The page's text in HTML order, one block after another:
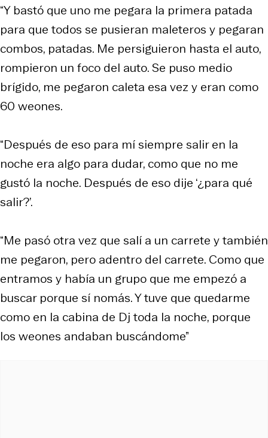
“Y bastó que uno me pegara la primera patada
para que todos se pusieran maleteros y pegaran
combos, patadas. Me persiguieron hasta el auto,
rompieron un foco del auto. Se puso medio
brígido, me pegaron caleta esa vez y eran como
60 weones.
“Después de eso para mí siempre salir en la
noche era algo para dudar, como que no me
gustó la noche. Después de eso dije ‘¿para qué
salir?’.
“Me pasó otra vez que salí a un carrete y también
me pegaron, pero adentro del carrete. Como que
entramos y había un grupo que me empezó a
buscar porque sí nomás. Y tuve que quedarme
como en la cabina de Dj toda la noche, porque
los weones andaban buscándome”